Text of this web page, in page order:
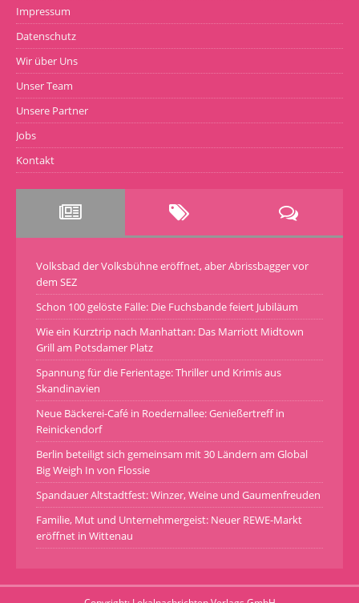
Impressum
Datenschutz
Wir über Uns
Unser Team
Unsere Partner
Jobs
Kontakt
Volksbad der Volksbühne eröffnet, aber Abrissbagger vor
dem SEZ
Schon 100 gelöste Fälle: Die Fuchsbande feiert Jubiläum
Wie ein Kurztrip nach Manhattan: Das Marriott Midtown
Grill am Potsdamer Platz
Spannung für die Ferientage: Thriller und Krimis aus
Skandinavien
Neue Bäckerei-Café in Roedernallee: Genießertreff in
Reinickendorf
Berlin beteiligt sich gemeinsam mit 30 Ländern am Global
Big Weigh In von Flossie
Spandauer Altstadtfest: Winzer, Weine und Gaumenfreuden
Familie, Mut und Unternehmergeist: Neuer REWE-Markt
eröffnet in Wittenau